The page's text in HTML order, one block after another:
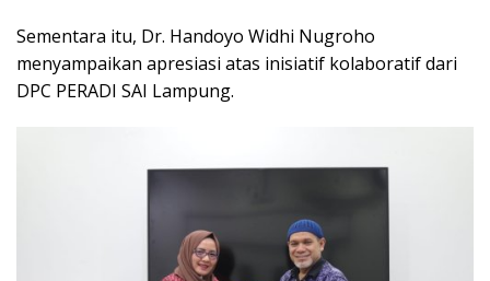
Sementara itu, Dr. Handoyo Widhi Nugroho
menyampaikan apresiasi atas inisiatif kolaboratif dari
DPC PERADI SAI Lampung.